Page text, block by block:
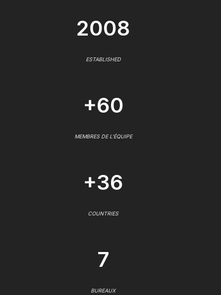
2008
ESTABLISHED
+60
MEMBRES DE L'ÉQUIPE
+36
COUNTRIES
7
BUREAUX